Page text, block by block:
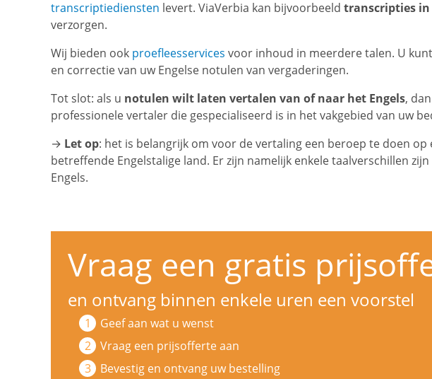
transcriptiediensten levert. ViaVerbia kan bijvoorbeeld transcripties in
verzorgen.
Wij bieden ook proefleesservices voor inhoud in meerdere talen. U
en correctie van uw Engelse notulen van vergaderingen.
Tot slot: als u notulen wilt laten vertalen van of naar het Engels,
professionele vertaler die gespecialiseerd is in het vakgebied van uw
→ Let op: het is belangrijk om voor de vertaling een beroep te doen
betreffende Engelstalige land. Er zijn namelijk enkele taalverschillen
Engels.
Vraag een gratis
en ontvang binnen enkele uren een voorstel
Geef aan wat u wenst
Vraag een prijsofferte aan
Bevestig en ontvang uw bestelling